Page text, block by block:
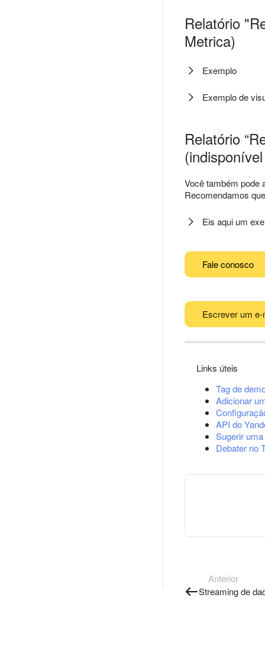
Relatório
Metrica)
Exemplo
Exemplo de
Relatório
Você também pode
Recomendamos
Eis aqui um
Fale conosco
Escrever um e-
Links úteis
Tag de
Adicionar
API do
Sugerir
Debater no
Anterior
Streaming de